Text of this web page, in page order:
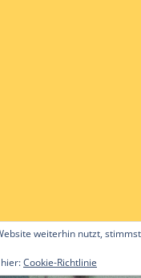
weiterhin nutzt,
Cookie-Richtlinie